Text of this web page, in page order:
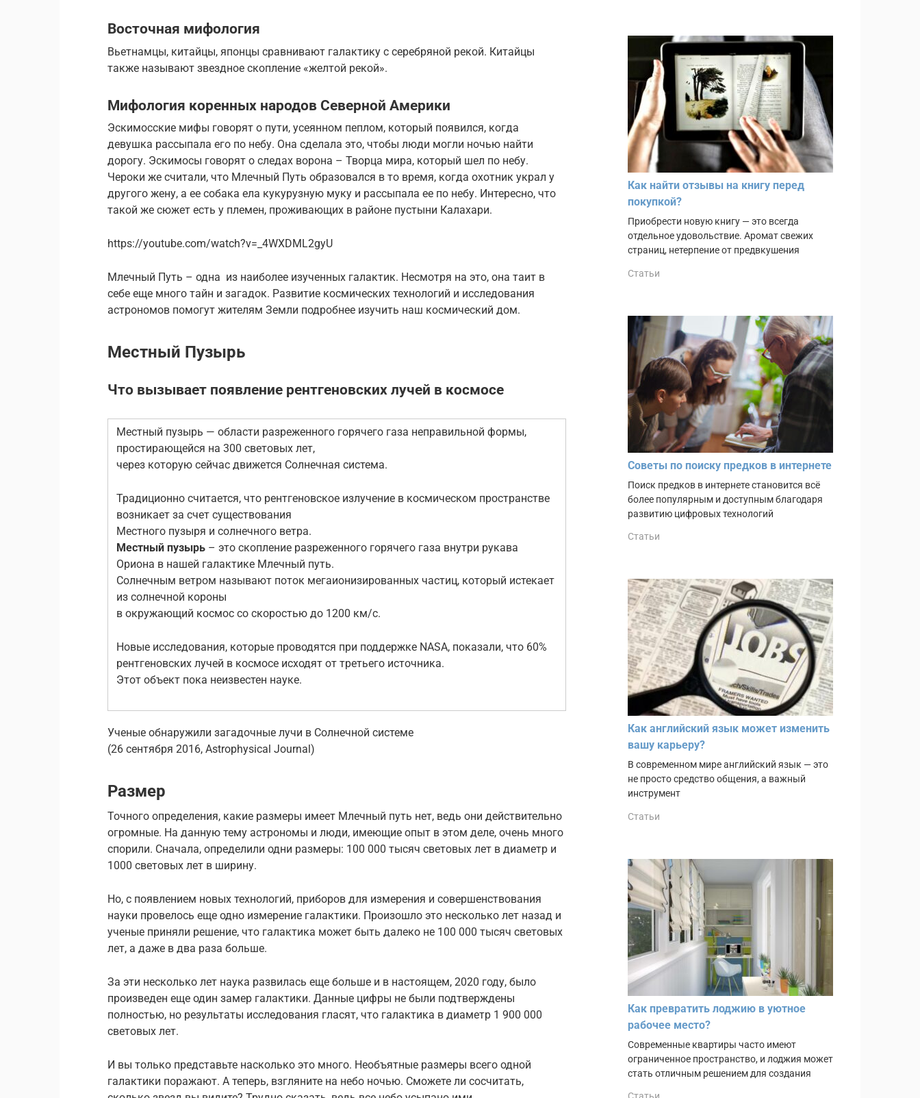
Восточная мифология
Вьетнамцы, китайцы, японцы сравнивают галактику с серебряной рекой. Китайцы
также называют звездное скопление «желтой рекой».
Мифология коренных народов Северной Америки
Эскимосские мифы говорят о пути, усеянном пеплом, который появился, когда
девушка рассыпала его по небу. Она сделала это, чтобы люди могли ночью найти
дорогу. Эскимосы говорят о следах ворона – Творца мира, который шел по небу.
Чероки же считали, что Млечный Путь образовался в то время, когда охотник украл у
другого жену, а ее собака ела кукурузную муку и рассыпала ее по небу. Интересно, что
такой же сюжет есть у племен, проживающих в районе пустыни Калахари.
https://youtube.com/watch?v=_4WXDML2gyU
Млечный Путь – одна из наиболее изученных галактик. Несмотря на это, она таит в
себе еще много тайн и загадок. Развитие космических технологий и исследования
астрономов помогут жителям Земли подробнее изучить наш космический дом.
Местный Пузырь
Что вызывает появление рентгеновских лучей в космосе
Местный пузырь — области разреженного горячего газа неправильной формы,
простирающейся на 300 световых лет,
через которую сейчас движется Солнечная система.
Традиционно считается, что рентгеновское излучение в космическом пространстве
возникает за счет существования
Местного пузыря и солнечного ветра.
Местный пузырь – это скопление разреженного горячего газа внутри рукава
Ориона в нашей галактике Млечный путь.
Солнечным ветром называют поток мегаионизированных частиц, который истекает
из солнечной короны
в окружающий космос со скоростью до 1200 км/с.
Новые исследования, которые проводятся при поддержке NASA, показали, что 60%
рентгеновских лучей в космосе исходят от третьего источника.
Этот объект пока неизвестен науке.
Ученые обнаружили загадочные лучи в Солнечной системе
(26 сентября 2016, Astrophysical Journal)
Размер
Точного определения, какие размеры имеет Млечный путь нет, ведь они действительно
огромные. На данную тему астрономы и люди, имеющие опыт в этом деле, очень много
спорили. Сначала, определили одни размеры: 100 000 тысяч световых лет в диаметр и
1000 световых лет в ширину.
Но, с появлением новых технологий, приборов для измерения и совершенствования
науки провелось еще одно измерение галактики. Произошло это несколько лет назад и
ученые приняли решение, что галактика может быть далеко не 100 000 тысяч световых
лет, а даже в два раза больше.
За эти несколько лет наука развилась еще больше и в настоящем, 2020 году, было
произведен еще один замер галактики. Данные цифры не были подтверждены
полностью, но результаты исследования гласят, что галактика в диаметр 1 900 000
световых лет.
И вы только представьте насколько это много. Необъятные размеры всего одной
галактики поражают. А теперь, взгляните на небо ночью. Сможете ли сосчитать,
Как найти отзывы на книгу перед
покупкой?
Приобрести новую книгу — это всегда
отдельное удовольствие. Аромат свежих
страниц, нетерпение от предвкушения
Статьи
Советы по поиску предков в интернете
Поиск предков в интернете становится всё
более популярным и доступным благодаря
развитию цифровых технологий
Статьи
Как английский язык может изменить
вашу карьеру?
В современном мире английский язык — это
не просто средство общения, а важный
инструмент
Статьи
Как превратить лоджию в уютное
рабочее место?
Современные квартиры часто имеют
ограниченное пространство, и лоджия может
стать отличным решением для создания